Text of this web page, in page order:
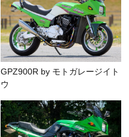
GPZ900R by モトガレージイト
ウ